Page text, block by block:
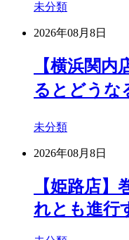
未分類
2026年08月8日
【横浜関
るとどう
未分類
2026年08月8日
【姫路店
れとも進行